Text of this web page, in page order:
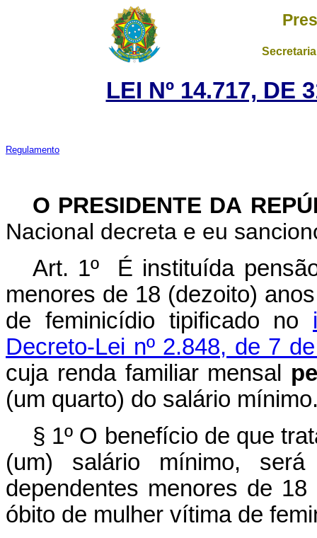
LEI Nº 14.717, DE
Regulamento
O PRESIDENTE DA
Nacional decreta e eu
Art. 1º É instituída
menores de 18 (dezoito)
de feminicídio tipificado no
Decreto-Lei nº 2.848, de 7
cuja renda familiar mensal
(um quarto) do salário
§ 1º O benefício de que
(um) salário mínimo,
dependentes menores de
óbito de mulher vítima de